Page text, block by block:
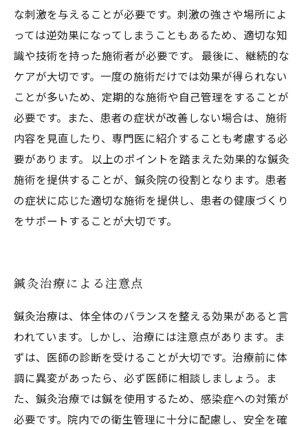
な刺激を与えることが必要です。刺激の強さや場所によ
っては逆効果になってしまうこともあるため、適切な知
識や技術を持った施術者が必要です。 最後に、継続的な
ケアが大切です。一度の施術だけでは効果が得られない
ことが多いため、定期的な施術や自己管理をすることが
必要です。また、患者の症状が改善しない場合は、施術
内容を見直したり、専門医に紹介することも考慮する必
要があります。 以上のポイントを踏まえた効果的な鍼灸
施術を提供することが、鍼灸院の役割となります。患者
の症状に応じた適切な施術を提供し、患者の健康づくり
をサポートすることが大切です。
鍼灸治療による注意点
鍼灸治療は、体全体のバランスを整える効果があると言
われています。しかし、治療には注意点があります。ま
ずは、医師の診断を受けることが大切です。治療前に体
調に異変があったら、必ず医師に相談しましょう。ま
た、鍼灸治療では鍼を使用するため、感染症への対策が
必要です。院内での衛生管理に十分に配慮し、安全を確